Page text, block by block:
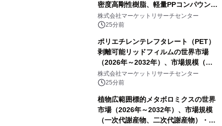
密度高剛性樹脂、軽量PPコンパウン
ド、強化軽量ブレンド、軽量PCR
PA、その他）・分析レポートを発表
株式会社マーケットリサーチセンター
25分前
ポリエチレンテレフタレート（PET）
剥離可能リッドフィルムの世界市場
（2026年～2032年）、市場規模（ヒ
ートシールタイプ、コールドシールタ
イプ、粘着タイプ）・分析レポートを
発表
株式会社マーケットリサーチセンター
25分前
植物広範囲標的メタボロミクスの世界
市場（2026年～2032年）、市場規模
（一次代謝産物、二次代謝産物）・分